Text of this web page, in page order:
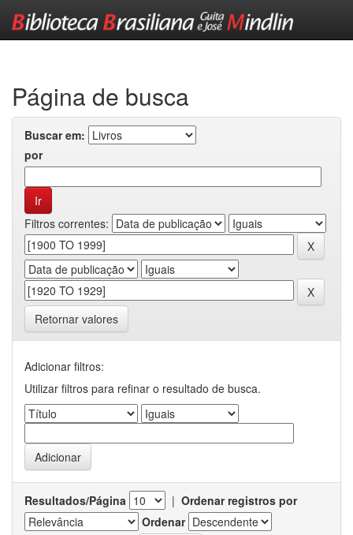
Página de busca
Buscar em:
por
Filtros correntes:
Retornar valores
Adicionar filtros:
Utilizar filtros para refinar o resultado de busca.
Resultados/Página | Ordenar registros por
Ordenar